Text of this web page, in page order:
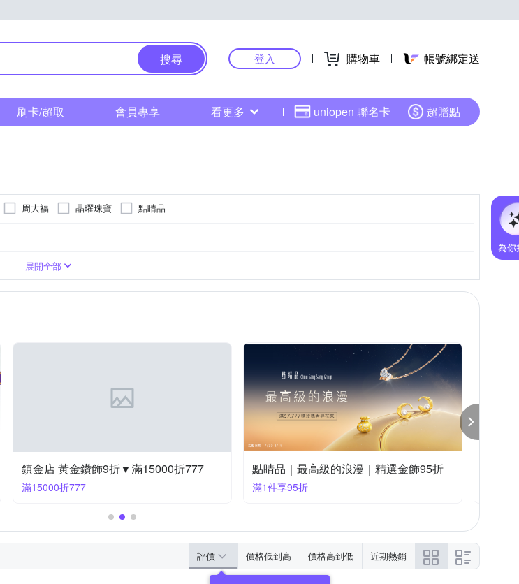
搜尋 登入 購物車 帳號綁定送
刷卡/超取 會員專享 看更多 uniopen 聯名卡 超贈點
周大福 晶曜珠寶 點睛品
展開全部
鎮金店 黃金鑽飾9折▼滿15000折777
滿15000折777
點睛品｜最高級的浪漫｜精選金飾95折
滿1件享95折
評價 價格低到高 價格高到低 近期熱銷